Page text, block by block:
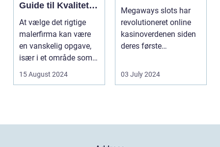
Guide til Kvalitet
og Service
At vælge det rigtige
malerfirma kan være
en vanskelig opgave,
især i et område som
Frederiksberg, hv...
15 August 2024
Megaways slots har
revolutioneret online
kasinoverdenen siden
deres første
spillea...
03 July 2024